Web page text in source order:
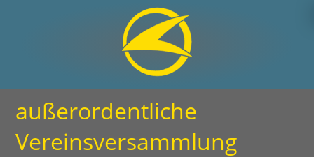
außerordentliche
Vereinsversammlung